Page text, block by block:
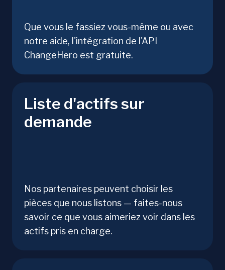
Que vous le fassiez vous-même ou avec
notre aide, l'intégration de l'API
ChangeHero est gratuite.
Liste d'actifs sur
demande
Nos partenaires peuvent choisir les
pièces que nous listons — faites-nous
savoir ce que vous aimeriez voir dans les
actifs pris en charge.